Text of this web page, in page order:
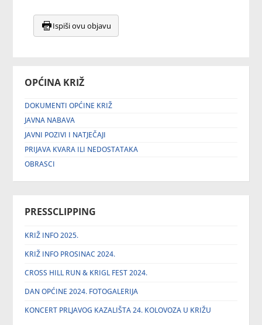
OPĆINA KRIŽ
DOKUMENTI OPĆINE KRIŽ
JAVNA NABAVA
JAVNI POZIVI I NATJEČAJI
PRIJAVA KVARA ILI NEDOSTATAKA
OBRASCI
PRESSCLIPPING
KRIŽ INFO 2025.
KRIŽ INFO PROSINAC 2024.
CROSS HILL RUN & KRIGL FEST 2024.
DAN OPĆINE 2024. FOTOGALERIJA
KONCERT PRLJAVOG KAZALIŠTA 24. KOLOVOZA U KRIŽU
Ispiši ovu objavu